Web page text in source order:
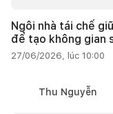
Ngôi nhà tái chế
để tạo không gian
27/06/2026, lúc 10:00
Thu Nguyễn